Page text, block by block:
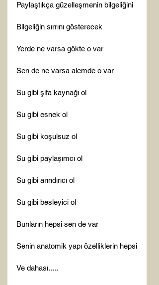
Paylaştıkça güzelleşmenin bilgeliğini
Bilgeliğin sırrını gösterecek
Yerde ne varsa gökte o var
Sen de ne varsa alemde o var
Su gibi şifa kaynağı ol
Su gibi esnek ol
Su gibi koşulsuz ol
Su gibi paylaşımcı ol
Su gibi arındırıcı ol
Su gibi besleyici ol
Bunların hepsi sen de var
Senin anatomik yapı özelliklerin hepsi
Ve dahası.....